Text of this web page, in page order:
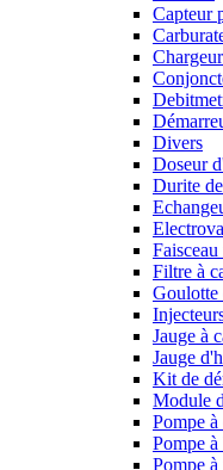
Capteur
Divers
Doseur
Durite
Filtre à
Goulotte
Jauge à
Jauge
Kit de
Module
Pompe
Pompe
Pompe